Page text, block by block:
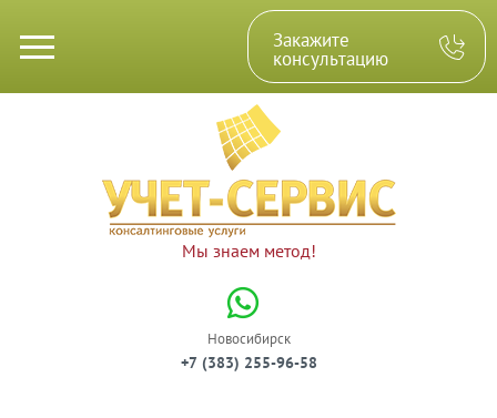
Закажите
консультацию
Мы знаем метод!
Новосибирск
+7 (383) 255-96-58